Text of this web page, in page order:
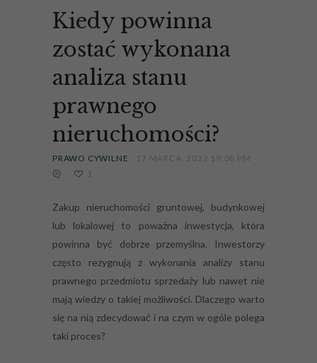
Kiedy powinna
zostać wykonana
analiza stanu
prawnego
nieruchomości?
PRAWO CYWILNE
17 MARCA, 2022 19:08 PM
1
Zakup nieruchomości gruntowej, budynkowej
lub lokalowej to poważna inwestycja, która
powinna być dobrze przemyślna. Inwestorzy
często rezygnują z wykonania analizy stanu
prawnego przedmiotu sprzedaży lub nawet nie
mają wiedzy o takiej możliwości. Dlaczego warto
się na nią zdecydować i na czym w ogóle polega
taki proces?